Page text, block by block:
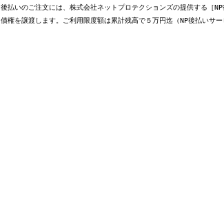
後払いのご注文には、株式会社ネットプロテクションズの提供する［
債権を譲渡します。ご利用限度額は累計残高で５万円迄（NP後払いサ